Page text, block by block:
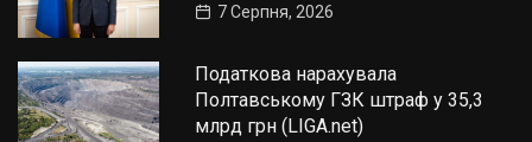
7 Серпня, 2026
Податкова нарахувала
Полтавському ГЗК штраф у 35,3
млрд грн (LIGA.net)